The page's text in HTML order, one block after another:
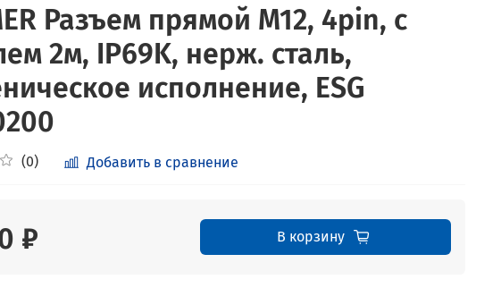
Разъем прямой M12, 4pin, с
2м, IP69K, нерж. сталь,
исполнение, ESG
(0) Добавить в сравнение
₽ В корзину